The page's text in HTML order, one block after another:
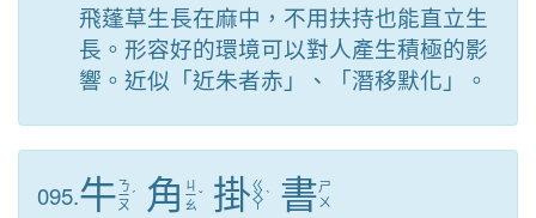
飛蓬草生長在麻中，不用扶持也能直立生
長。形容好的環境可以對人產生積極的影
響。近似「近朱者赤」、「潛移默化」。
095.牛ㄋ
ㄧ
ㄡ
ˊ 角 ㄐ
ㄧ
ㄠ
ˇ 掛ㄍ
ㄨ
ㄚ
ˋ 書ㄕ
ㄨ